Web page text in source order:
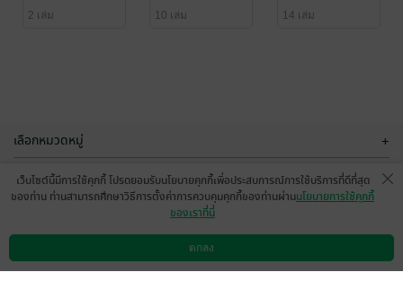
หลานเหมย
2 เล่ม
เฟิ่งหลี
10 เล่ม
ย
14 เล่ม
ด้วยมิติร้านชำ
เยี่ยอี้ลั่ว / ตำหนักไร้
ต์รัก : ห้องหลานเหม
คืนชะตาชีวารัก
เลือกหมวดหมู่ +
บริการช่วยเหลือ +
ดาวน์โหลดแอป วิธีการใช้งาน ติดต่อเรา
เว็บไซต์นี้มีการใช้คุกกี้ โปรดยอมรับนโยบายคุกกี้เพื่อประสบการณ์การใช้บริการที่ดีที่สุด
ของท่าน ท่านสามารถศึกษาวิธีการตั้งค่าการควบคุมคุกกี้ของท่านผ่านนโยบายการใช้คุกกี้
ของเราที่นี่
ตกลง